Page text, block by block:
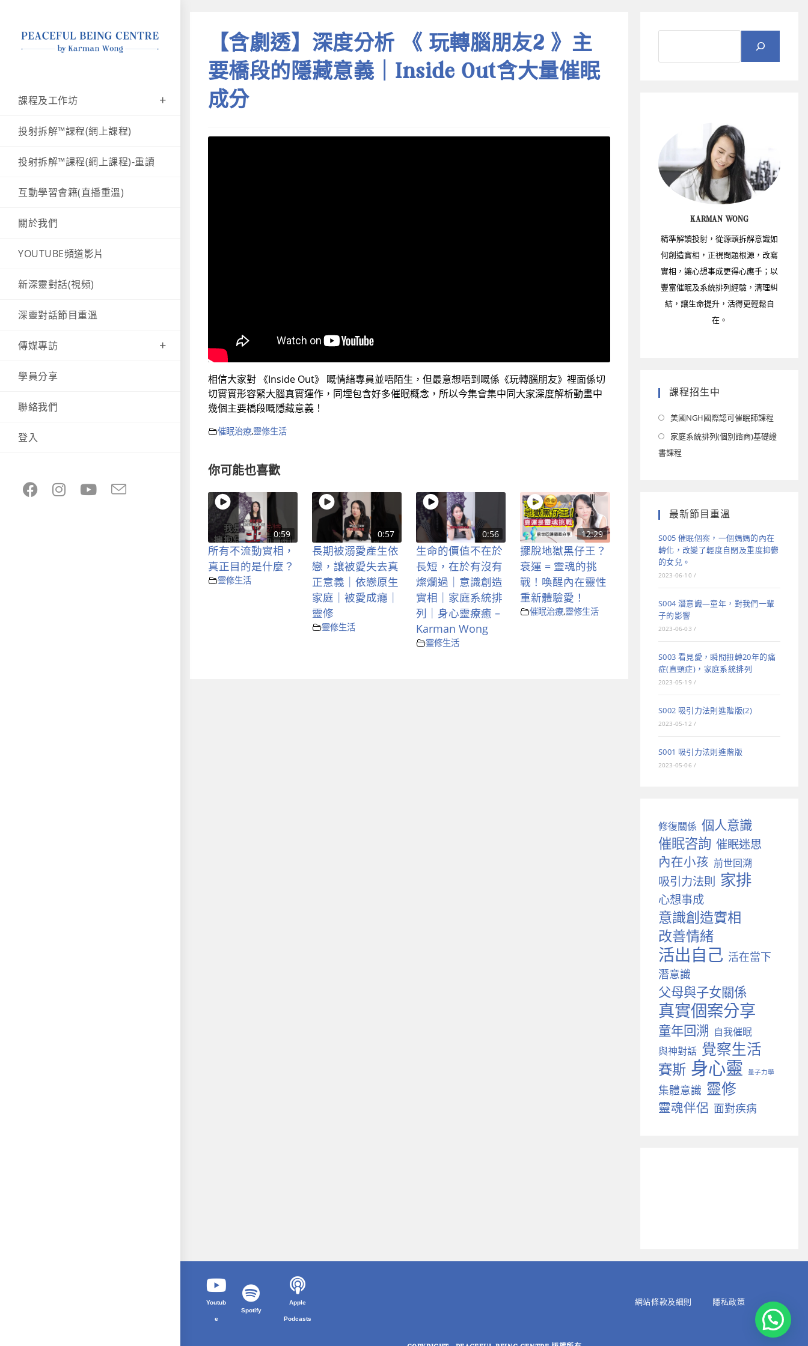
課程及工作坊
投射拆解™課程(網上課程)
投射拆解™課程(網上課程)-重讀
互動學習會籍(直播重溫)
關於我們
YOUTUBE頻道影片
新深靈對話(視頻)
深靈對話節目重溫
傳媒專訪
學員分享
聯絡我們
登入
【含劇透】深度分析 《 玩轉腦朋友2 》主
要橋段的隱藏意義｜Inside Out含大量催眠
成分
相信大家對 《Inside Out》 嘅情緒專員並唔陌生，但最意想唔到嘅係《玩轉腦朋友》裡面係切
切實實形容緊大腦真實運作，同埋包含好多催眠概念，所以今集會集中同大家深度解析動畫中
幾個主要橋段嘅隱藏意義！
催眠治療,靈修生活
你可能也喜歡
0:59
所有不流動實相，
真正目的是什麼？
靈修生活
0:57
長期被溺愛產生依
戀，讓被愛失去真
正意義｜依戀原生
家庭｜被愛成癮｜
靈修
靈修生活
0:56
生命的價值不在於
長短，在於有沒有
燦爛過｜意識創造
實相｜家庭系統排
列｜身心靈療癒 –
Karman Wong
靈修生活
12:29
擺脫地獄黑仔王？
衰運 = 靈魂的挑
戰！喚醒內在靈性
重新體驗愛！
催眠治療,靈修生活
KARMAN WONG
精準解讀投射，從源頭拆解意識如
何創造實相，正視問題根源，改寫
實相，讓心想事成更得心應手；以
豐富催眠及系統排列經驗，清理糾
結，讓生命提升，活得更輕鬆自
在。
課程招生中
美國NGH國際認可催眠師課程
家庭系統排列(個別諮商)基礎證
書課程
最新節目重溫
S005 催眠個案，一個媽媽的內在
轉化，改變了輕度自閉及重度抑鬱
的女兒。
2023-06-10 /
S004 潛意識—童年，對我們一輩
子的影響
2023-06-03 /
S003 看見愛，瞬間扭轉20年的痛
症(直頸症)，家庭系統排列
2023-05-19 /
S002 吸引力法則進階版(2)
2023-05-12 /
S001 吸引力法則進階版
2023-05-06 /
修復關係 個人意識
催眠咨詢 催眠迷思
內在小孩 前世回溯
吸引力法則 家排
心想事成
意識創造實相
改善情緒
活出自己 活在當下
潛意識
父母與子女關係
真實個案分享
童年回溯 自我催眠
與神對話 覺察生活
賽斯 身心靈 量子力學
集體意識 靈修
靈魂伴侶 面對疾病
Youtub
e
Spotify
Apple
Podcasts
網站條款及細則 隱私政策